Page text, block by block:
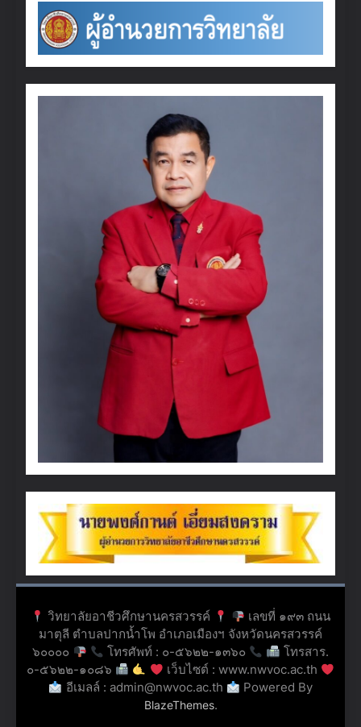
วิทยาลัยอาชีวศึกษานครสวรรค์
เลขที่ ๑๙๓ ถนน
มาตุลี ตำบลปากน้ำโพ อำเภอเมืองฯ จังหวัดนครสวรรค์
๖๐๐๐๐
โทรศัพท์ : ๐-๕๖๒๒-๑๓๖๐
โทรสาร.
๐-๕๖๒๒-๑๐๘๖
เว็บไซต์ : www.nwvoc.ac.th
อีเมลล์ : admin@nwvoc.ac.th
Powered By
BlazeThemes.